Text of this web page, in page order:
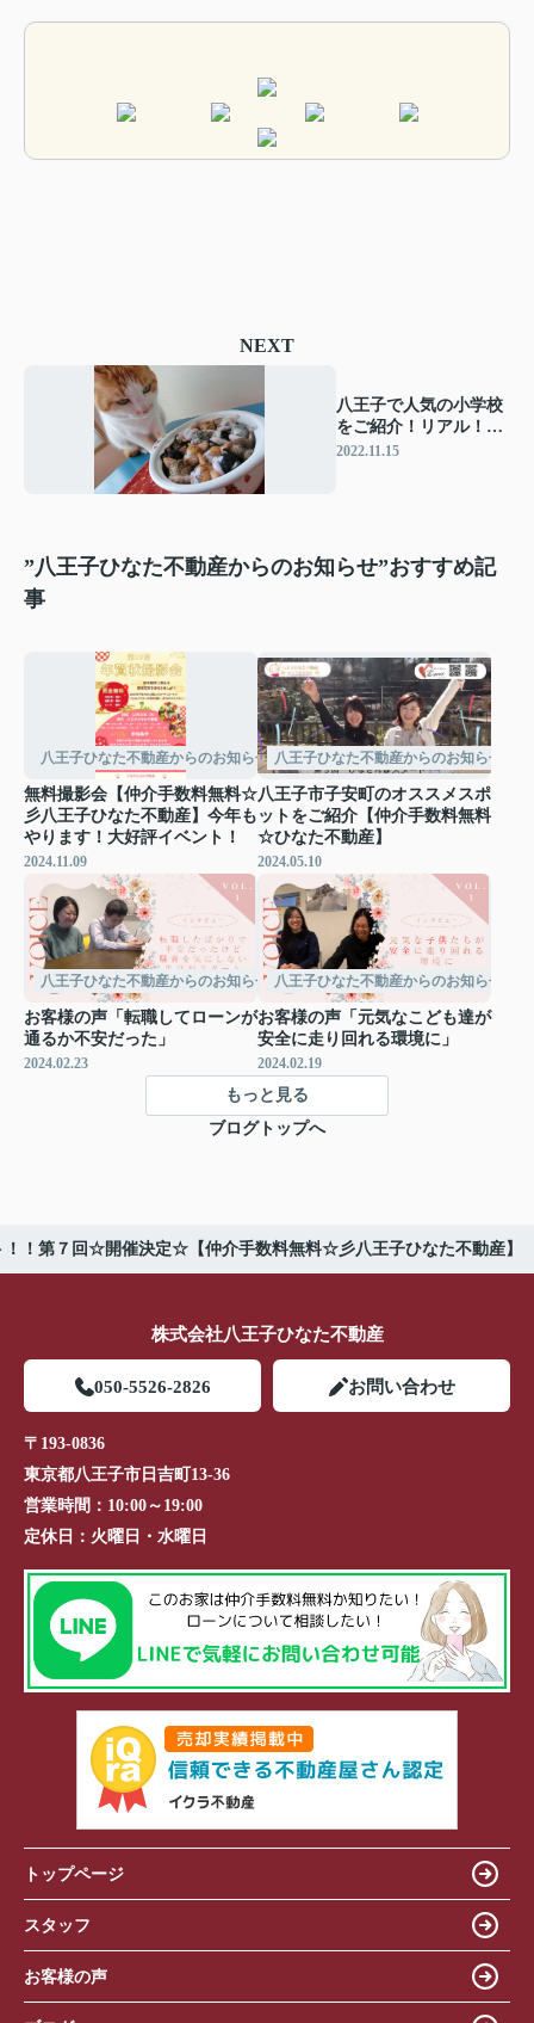
NEXT
八王子で人気の小学校
をご紹介！リアル！マ
マ友情報【仲介手数料
2022.11.15
”八王子ひなた不動産からのお知らせ”おすすめ記
事
八王子ひなた不動産からのお知らせ
無料撮影会【仲介手数料無料☆
彡八王子ひなた不動産】今年も
やります！大好評イベント！
2024.11.09
八王子ひなた不動産からのお知らせ
八王子市子安町のオススメスポ
ットをご紹介【仲介手数料無料
☆ひなた不動産】
2024.05.10
八王子ひなた不動産からのお知らせ
お客様の声「転職してローンが
通るか不安だった」
2024.02.23
八王子ひなた不動産からのお知らせ
お客様の声「元気なこども達が
安全に走り回れる環境に」
2024.02.19
もっと見る
ブログトップへ
！！第７回☆開催決定☆【仲介手数料無料☆彡八王子ひなた不動産】
株式会社八王子ひなた不動産
050-5526-2826 お問い合わせ
〒193-0836
東京都八王子市日吉町13-36
営業時間： 10:00～19:00
定休日： 火曜日・水曜日
トップページ
スタッフ
お客様の声